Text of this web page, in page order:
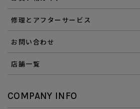
修理とアフターサービス
お問い合わせ
店舗一覧
COMPANY INFO